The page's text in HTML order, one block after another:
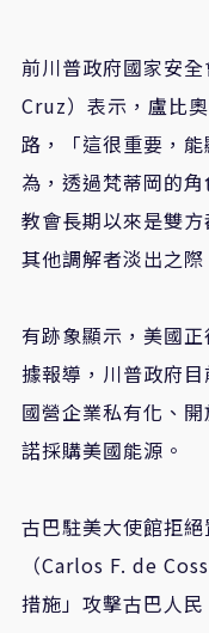
前川普政府國家安
Cruz）表示，盧比
路，「這很重要，
為，透過梵蒂岡的
教會長期以來是雙
其他調解者淡出之際
有跡象顯示，美國
據報導，川普政府
國營企業私有化、
諾採購美國能源。
古巴駐美大使館拒
（Carlos F. de
措施」攻擊古巴人